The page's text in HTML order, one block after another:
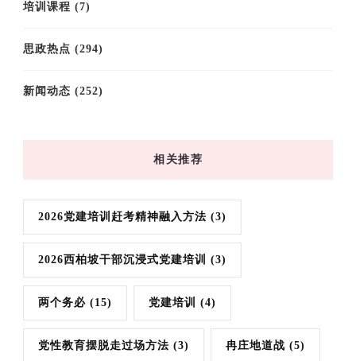
培训课程 (7)
思政热点 (294)
新闻动态 (252)
相关推荐
2026党建培训赶考精神融入方法 (3)
2026西柏坡干部沉浸式党建培训 (3)
两个务必 (15) 党建培训 (4)
党性教育摆脱走过场方法 (3) 冉庄地道战 (5)